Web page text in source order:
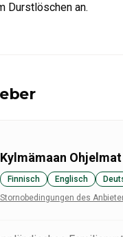
Durstlöschen an.
Kylmämaan Ohjelmat
Finnisch Englisch
Stornobedingungen des